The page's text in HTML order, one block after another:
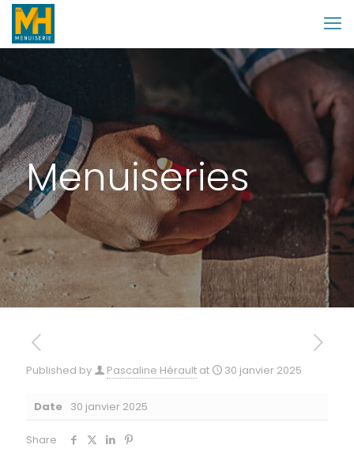
Menuiseries
Published by Pascaline Hérault at 30 janvier 2025
Date 30 janvier 2025
Share